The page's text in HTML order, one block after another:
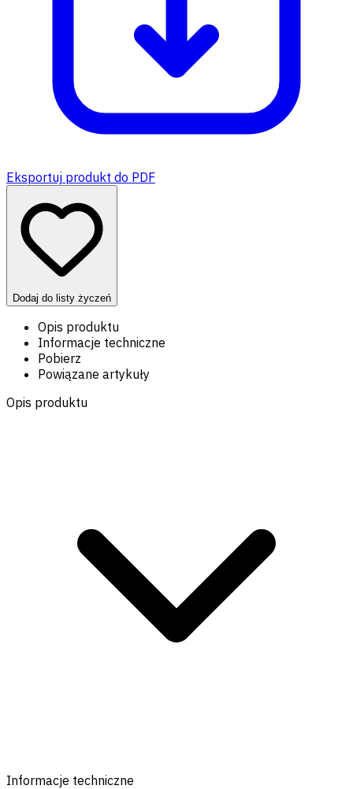
Eksportuj produkt do PDF
Dodaj do listy życzeń
Opis produktu
Informacje techniczne
Pobierz
Powiązane artykuły
Opis produktu
Informacje techniczne